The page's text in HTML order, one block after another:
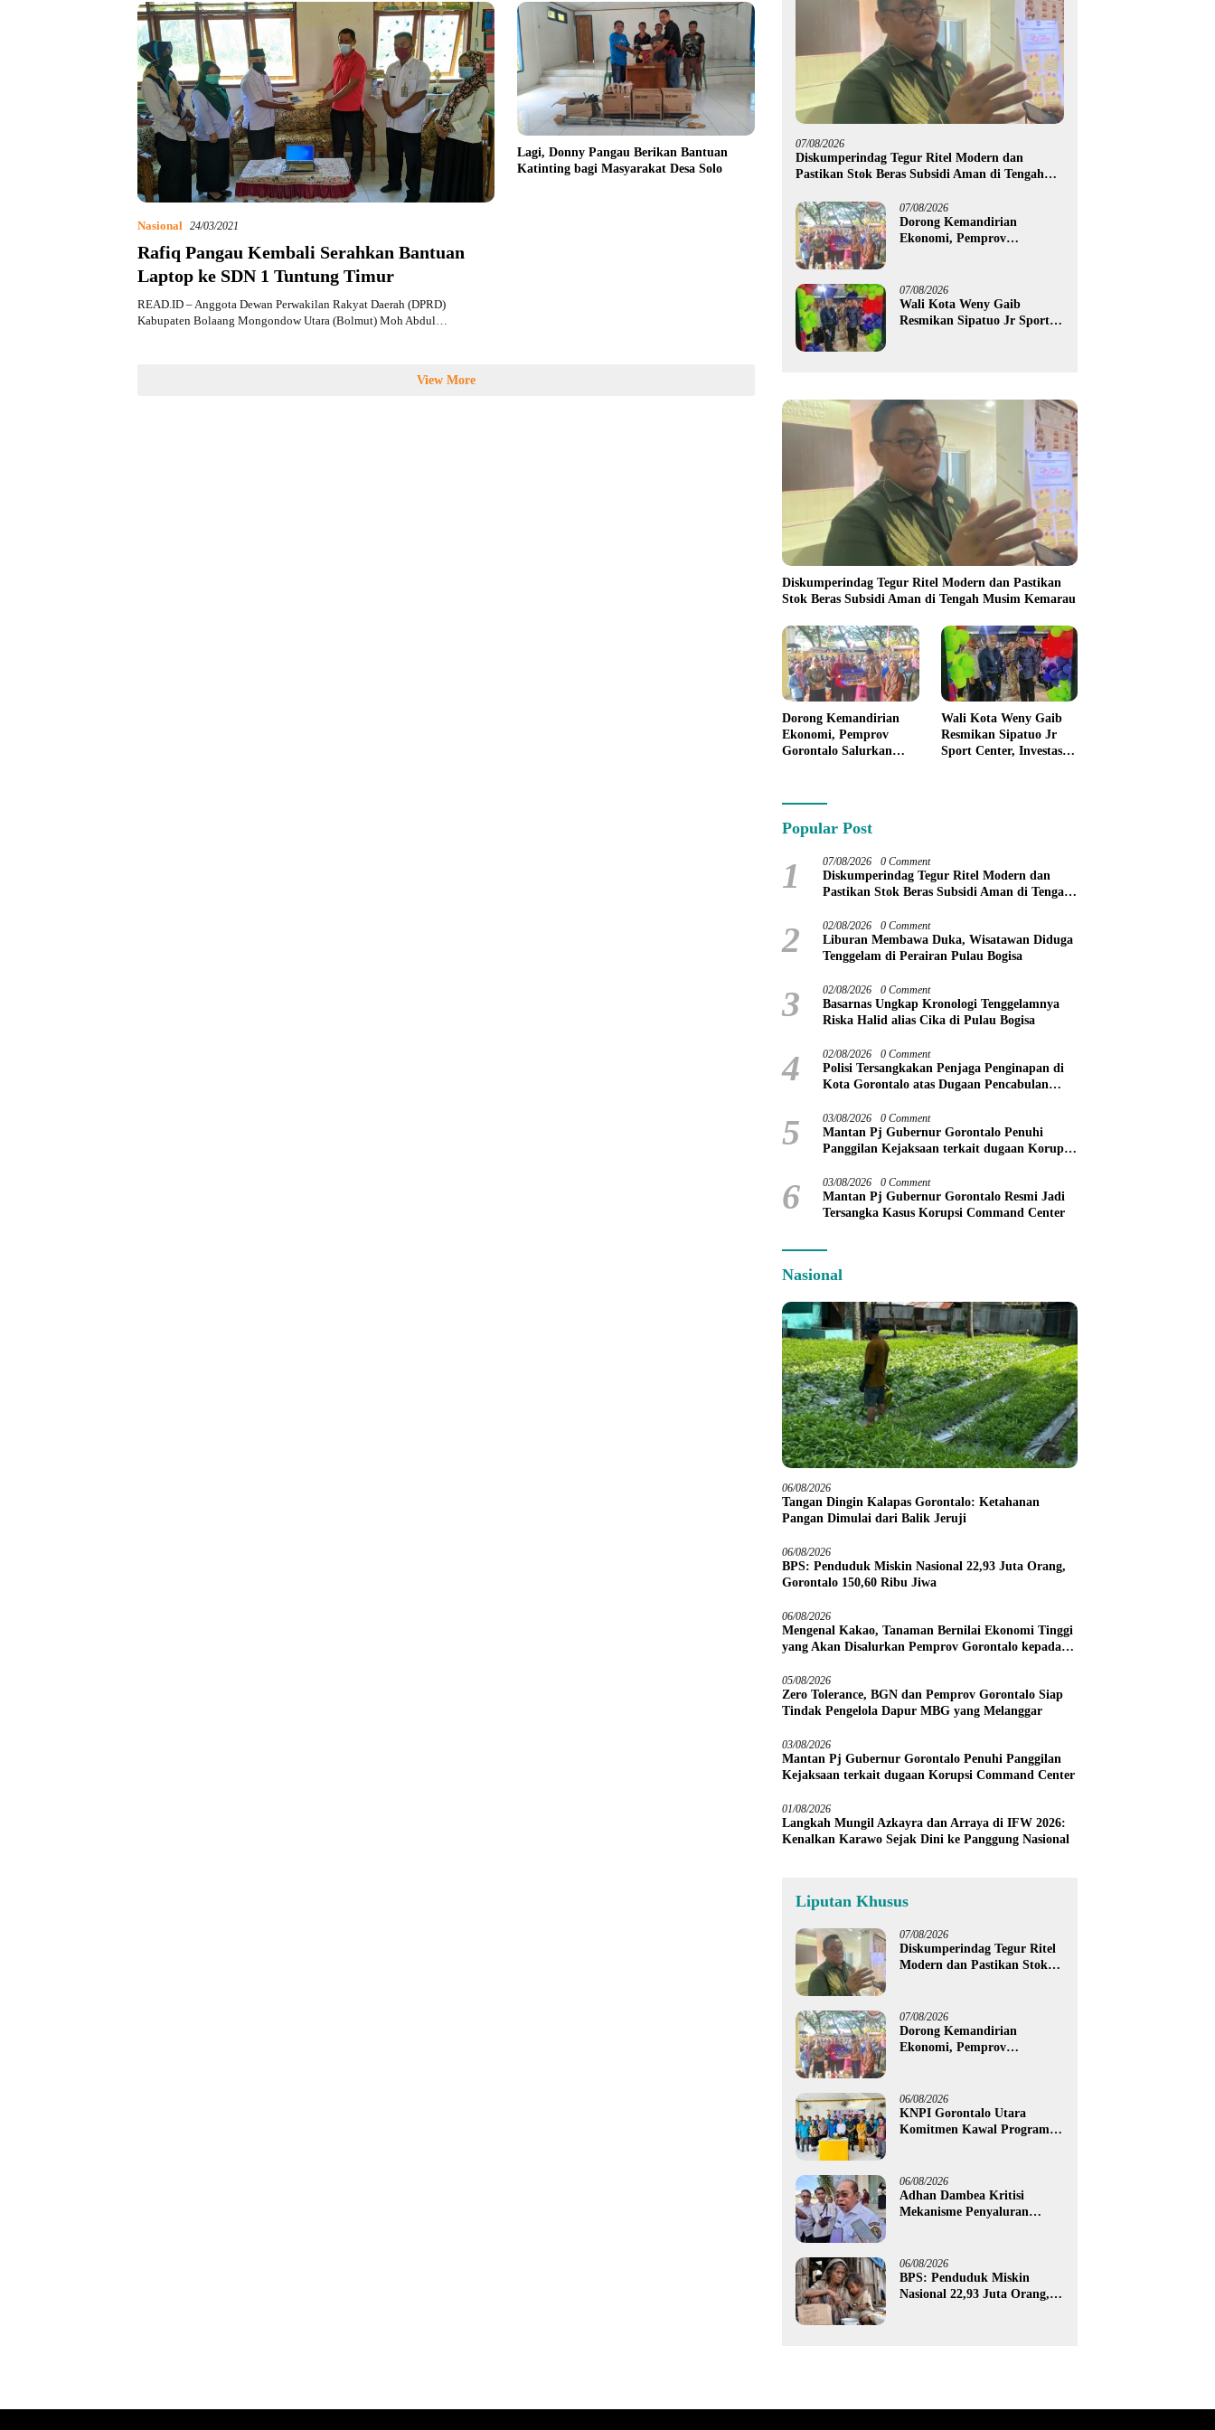
Nasional 24/03/2021
Rafiq Pangau Kembali Serahkan Bantuan
Laptop ke SDN 1 Tuntung Timur
READ.ID – Anggota Dewan Perwakilan Rakyat Daerah (DPRD)
Kabupaten Bolaang Mongondow Utara (Bolmut) Moh Abdul…
Lagi, Donny Pangau Berikan Bantuan
Katinting bagi Masyarakat Desa Solo
View More
07/08/2026
Diskumperindag Tegur Ritel Modern dan
Pastikan Stok Beras Subsidi Aman di Tengah
07/08/2026
Dorong Kemandirian
Ekonomi, Pemprov
untuk 395 Pelaku Usaha
07/08/2026
Wali Kota Weny Gaib
Resmikan Sipatuo Jr Sport
Diskumperindag Tegur Ritel Modern dan Pastikan
Stok Beras Subsidi Aman di Tengah Musim Kemarau
Dorong Kemandirian
Ekonomi, Pemprov
Gorontalo Salurkan
Pelaku Usaha
Wali Kota Weny Gaib
Resmikan Sipatuo Jr
Sport Center, Investasi
Popular Post
1 07/08/2026 0 Comment
Diskumperindag Tegur Ritel Modern dan
Pastikan Stok Beras Subsidi Aman di Tengah
2 02/08/2026 0 Comment
Liburan Membawa Duka, Wisatawan Diduga
Tenggelam di Perairan Pulau Bogisa
3 02/08/2026 0 Comment
Basarnas Ungkap Kronologi Tenggelamnya
Riska Halid alias Cika di Pulau Bogisa
4 02/08/2026 0 Comment
Polisi Tersangkakan Penjaga Penginapan di
Kota Gorontalo atas Dugaan Pencabulan
5 03/08/2026 0 Comment
Mantan Pj Gubernur Gorontalo Penuhi
Panggilan Kejaksaan terkait dugaan Korupsi
6 03/08/2026 0 Comment
Mantan Pj Gubernur Gorontalo Resmi Jadi
Tersangka Kasus Korupsi Command Center
Nasional
06/08/2026
Tangan Dingin Kalapas Gorontalo: Ketahanan
Pangan Dimulai dari Balik Jeruji
06/08/2026
BPS: Penduduk Miskin Nasional 22,93 Juta Orang,
Gorontalo 150,60 Ribu Jiwa
06/08/2026
Mengenal Kakao, Tanaman Bernilai Ekonomi Tinggi
yang Akan Disalurkan Pemprov Gorontalo kepada
05/08/2026
Zero Tolerance, BGN dan Pemprov Gorontalo Siap
Tindak Pengelola Dapur MBG yang Melanggar
03/08/2026
Mantan Pj Gubernur Gorontalo Penuhi Panggilan
Kejaksaan terkait dugaan Korupsi Command Center
01/08/2026
Langkah Mungil Azkayra dan Arraya di IFW 2026:
Kenalkan Karawo Sejak Dini ke Panggung Nasional
Liputan Khusus
07/08/2026
Diskumperindag Tegur Ritel
Modern dan Pastikan Stok
07/08/2026
Dorong Kemandirian
Ekonomi, Pemprov
untuk 395 Pelaku Usaha
06/08/2026
KNPI Gorontalo Utara
Komitmen Kawal Program
06/08/2026
Adhan Dambea Kritisi
Mekanisme Penyaluran
06/08/2026
BPS: Penduduk Miskin
Nasional 22,93 Juta Orang,